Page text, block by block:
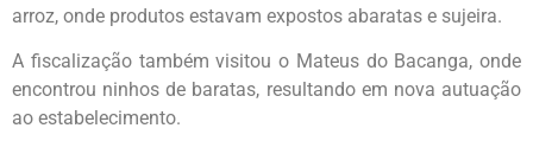
arroz, onde produtos estavam expostos abaratas e sujeira.
A fiscalização também visitou o Mateus do Bacanga, onde
encontrou ninhos de baratas, resultando em nova autuação
ao estabelecimento.